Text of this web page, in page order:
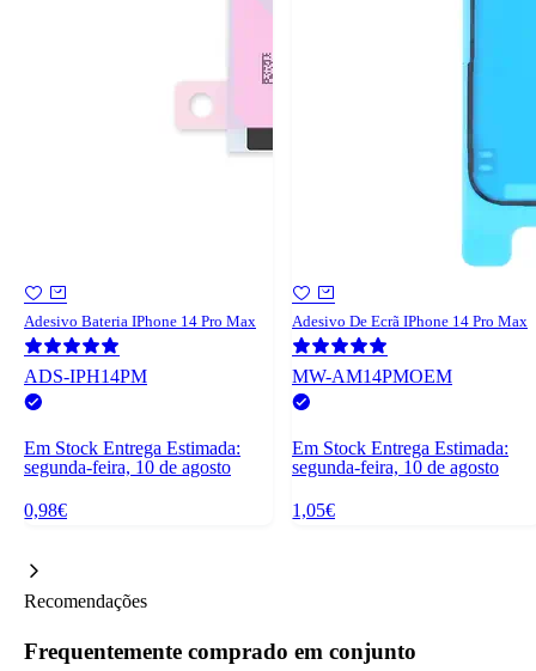
Adesivo Bateria IPhone 14 Pro Max
ADS-IPH14PM
Em Stock Entrega Estimada:
segunda-feira, 10 de agosto
0,98€
Adesivo De Ecrã IPhone 14 Pro Max
MW-AM14PMOEM
Em Stock Entrega Estimada:
segunda-feira, 10 de agosto
1,05€
Recomendações
Frequentemente comprado em conjunto